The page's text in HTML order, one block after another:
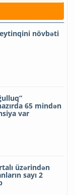
növbəti
65 mindən
var
üzərindən
sayı 2